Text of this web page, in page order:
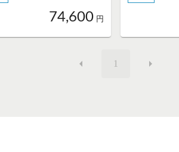
74,600 円
1